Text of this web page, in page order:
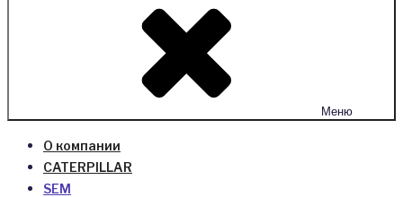
Меню
О компании
CATERPILLAR
SEM